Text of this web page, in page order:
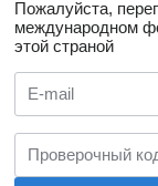
Пожалуйста,
международном
этой страной